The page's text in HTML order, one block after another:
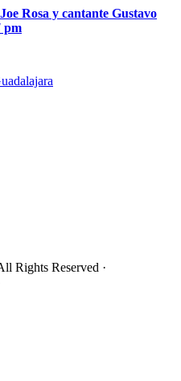
Rosa y cantante Gustavo
pm
Rights Reserved ·